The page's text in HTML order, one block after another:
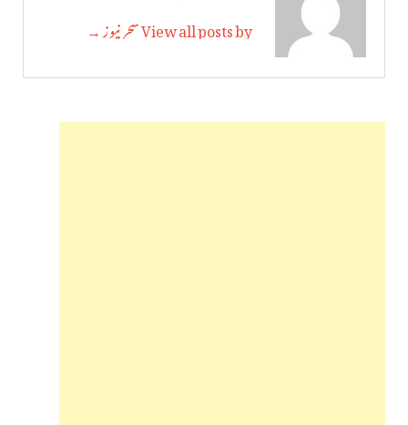
View all posts by سحر نیوز →